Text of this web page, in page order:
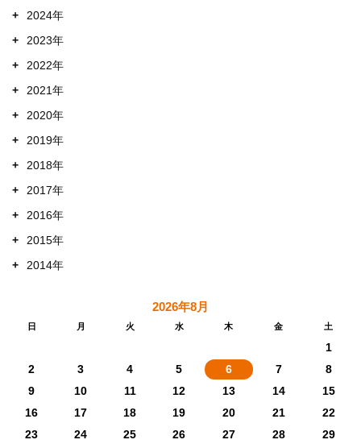
+
2024年
+
2023年
+
2022年
+
2021年
+
2020年
+
2019年
+
2018年
+
2017年
+
2016年
+
2015年
+
2014年
2026年8月
日 月 火 水 木 金 土
1
2
3 4 5 6 7
8
9
10 11 12 13 14
15
16
17 18 19 20 21
22
23
24 25 26 27 28
29